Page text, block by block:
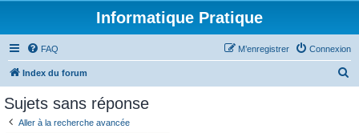
Informatique Pratique
FAQ Connexion
M’enregistrer
Index du forum
Sujets sans réponse
Aller à la recherche avancée